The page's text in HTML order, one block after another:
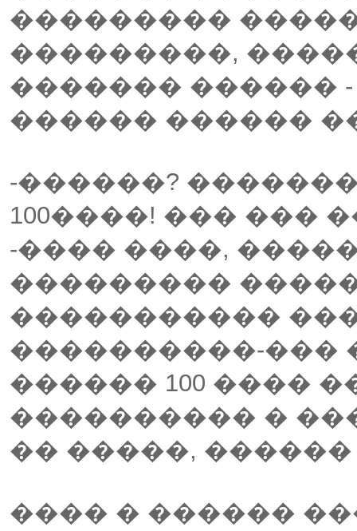
���������
���������,
������� ������
������ ������
-������?
100����! ��� ���
-���� ����,
���������
�����������
����������-���
������ 100 ����
���������� �
�� �����, ������
���� � ������